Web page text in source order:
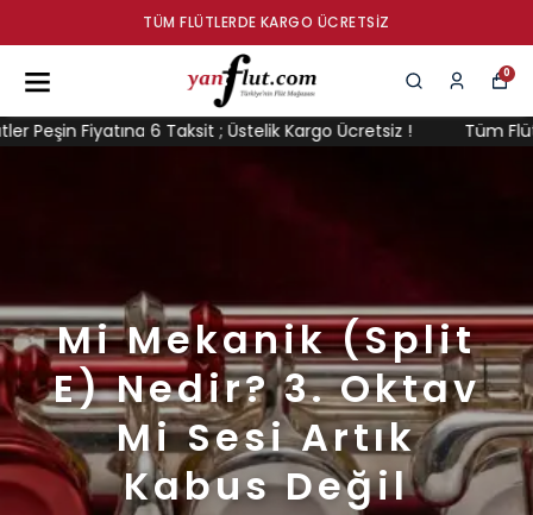
TÜM FLÜTLERDE KARGO ÜCRETSIZ
0
Fiyatına 6 Taksit ; Üstelik Kargo Ücretsiz ! Tüm
Mi Mekanik (Split
E) Nedir? 3. Oktav
Mi Sesi Artık
Kabus Değil